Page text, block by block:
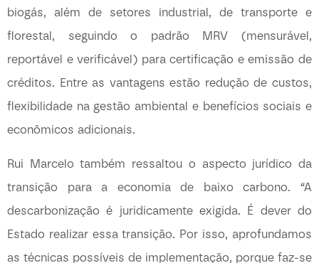
biogás, além de setores industrial, de transporte e
florestal, seguindo o padrão MRV (mensurável,
reportável e verificável) para certificação e emissão de
créditos. Entre as vantagens estão redução de custos,
flexibilidade na gestão ambiental e benefícios sociais e
econômicos adicionais.
Rui Marcelo também ressaltou o aspecto jurídico da
transição para a economia de baixo carbono. “A
descarbonização é juridicamente exigida. É dever do
Estado realizar essa transição. Por isso, aprofundamos
as técnicas possíveis de implementação, porque faz-se